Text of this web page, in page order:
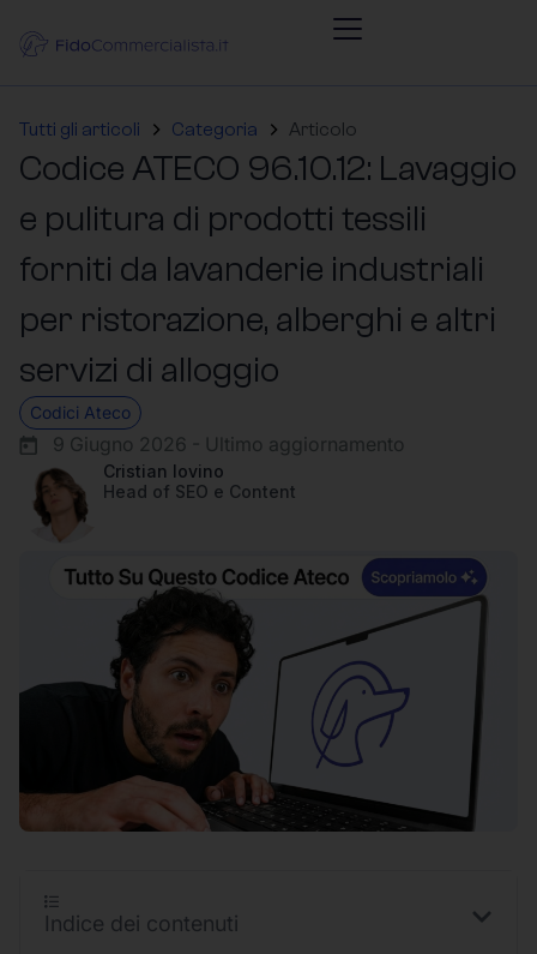
Tutti gli articoli Categoria Articolo
Codice ATECO 96.10.12: Lavaggio
e pulitura di prodotti tessili
forniti da lavanderie industriali
per ristorazione, alberghi e altri
servizi di alloggio
Codici Ateco
9 Giugno 2026 - Ultimo aggiornamento
Cristian Iovino
Head of SEO e Content
Indice dei contenuti